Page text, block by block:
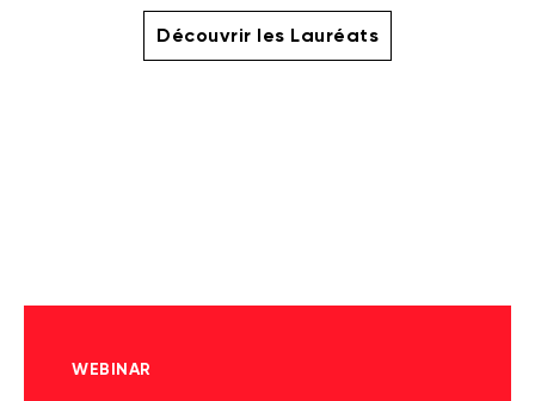
Découvrir les Lauréats
WEBINAR